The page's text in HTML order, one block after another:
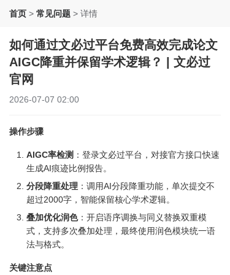
首页 > 常见问题 > 详情
如何通过文必过平台免费高效完成论文
AIGC降重并保留学术逻辑？ | 文必过
官网
2026-07-07 02:00
操作步骤
AIGC率检测 ：登录文必过平台，对接官方接口快速
生成AI痕迹比例报告。
分段降重处理 ：调用AI分段降重功能，单次提交不
超过2000字，智能保留核心学术逻辑。
叠加优化润色：开启语序调换与同义替换双重模
式，支持多次叠加处理，最终使用润色模块统一语
法与格式。
关键注意点